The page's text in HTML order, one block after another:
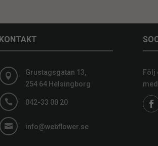
KONTAKT

Grustagsgatan 13,
254 64 Helsingborg
 042-33 00 20
 info@webflower.se
Följ